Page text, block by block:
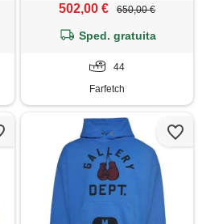
502,00 € 650,00 €
Sped. gratuita
44
Farfetch